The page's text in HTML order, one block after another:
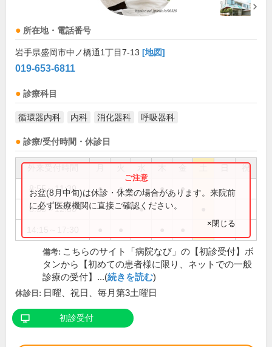
所在地・電話番号
岩手県盛岡市中ノ橋通1丁目7-13 [地図]
019-653-6811
診療科目
循環器内科 内科 消化器科 呼吸器科
診療/受付時間・休診日
祝
8:55～11:30 ● ● ● ●
8:55～12:30 ●
お盆(8月中旬)は休診・休業の場合があります。来院前
に必ず医療機関に直接ご確認ください。
×閉じる
備考: こちらのサイト「病院なび」の【初診受付】ボ
タンから【初めての患者様に限り、ネットでの一般
診療の受付】...(続きを読む)
休診日: 日曜、祝日、毎月第3土曜日
初診受付